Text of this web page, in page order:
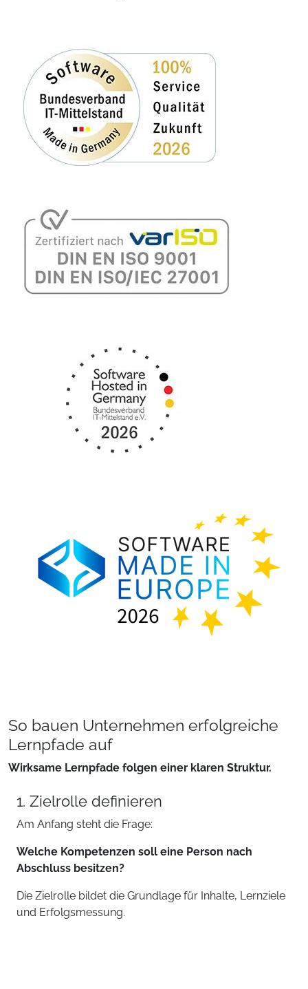
So bauen Unternehmen erfolgreiche
Lernpfade auf
Wirksame Lernpfade folgen einer klaren Struktur.
1. Zielrolle definieren
Am Anfang steht die Frage:
Welche Kompetenzen soll eine Person nach
Abschluss besitzen?
Die Zielrolle bildet die Grundlage für Inhalte, Lernziele
und Erfolgsmessung.